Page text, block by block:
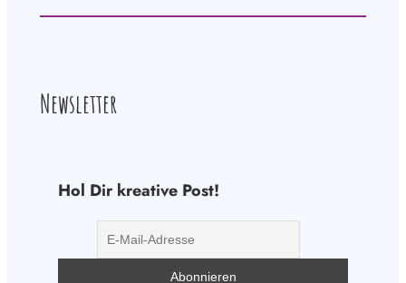
Newsletter
Hol Dir kreative Post!